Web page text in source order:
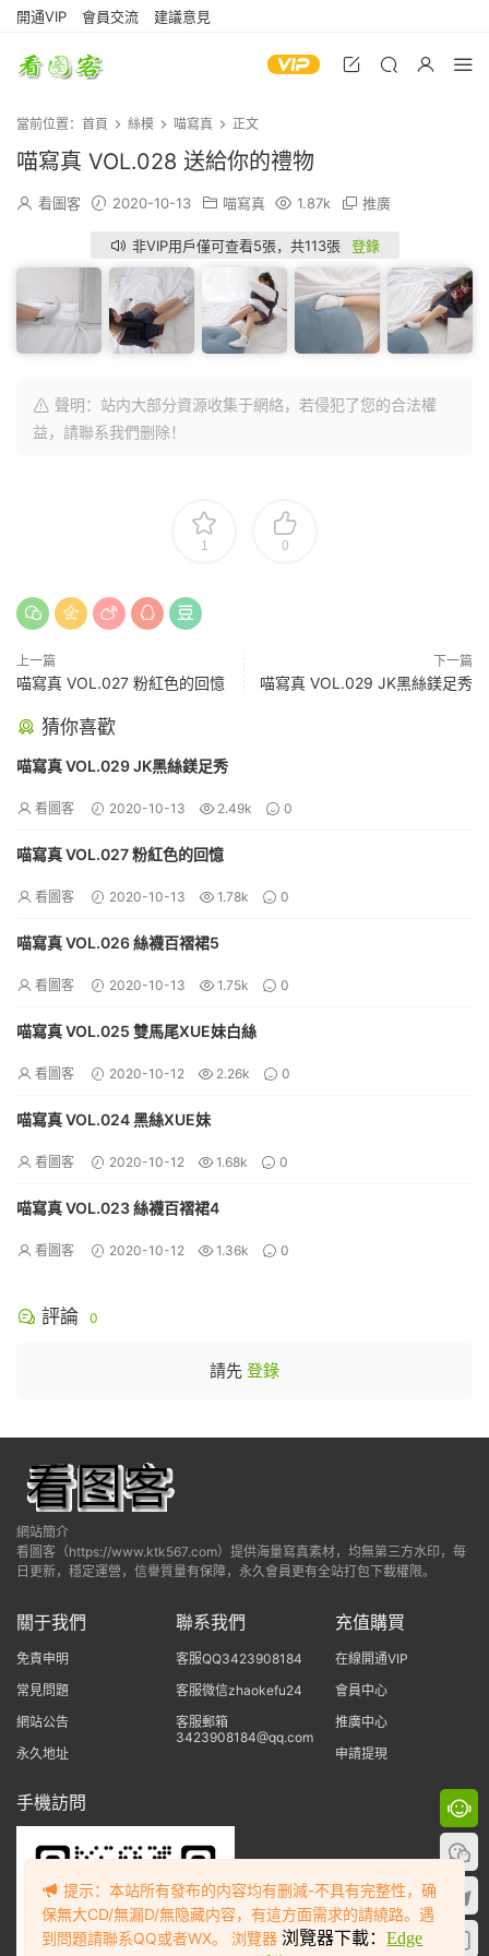
開通VIP 會員交流 建議意見
當前位置： 首頁 絲模 喵寫真 正文
喵寫真 VOL.028 送給你的禮物
看圖客 2020-10-13 喵寫真 1.87k 推廣
非VIP用戶僅可查看5張，共113張 登錄
聲明：站内大部分資源收集于網絡，若侵犯了您的合法權
益，請聯系我們删除！
1 0
上一篇
喵寫真 VOL.027 粉紅色的回憶
下一篇
喵寫真 VOL.029 JK黑絲鎂足秀
猜你喜歡
喵寫真 VOL.029 JK黑絲鎂足秀
看圖客 2020-10-13 2.49k 0
喵寫真 VOL.027 粉紅色的回憶
看圖客 2020-10-13 1.78k 0
喵寫真 VOL.026 絲襪百褶裙5
看圖客 2020-10-13 1.75k 0
喵寫真 VOL.025 雙馬尾XUE妹白絲
看圖客 2020-10-12 2.26k 0
喵寫真 VOL.024 黑絲XUE妹
看圖客 2020-10-12 1.68k 0
喵寫真 VOL.023 絲襪百褶裙4
看圖客 2020-10-12 1.36k 0
評論 0
請先 登錄
網站簡介
看圖客（https://www.ktk567.com）提供海量寫真素材，均無第三方水印，每
日更新，穩定運營，信譽質量有保障，永久會員更有全站打包下載權限。
關于我們
免責申明
常見問題
網站公告
永久地址
聯系我們
客服QQ3423908184
客服微信zhaokefu24
客服郵箱
3423908184@qq.com
充值購買
在線開通VIP
會員中心
推廣中心
申請提現
手機訪問
提示：本站所有發布的内容均有删減-不具有完整性，确
保無大CD/無漏D/無隐藏内容，有這方面需求的請繞路。遇
到問題請聯系QQ或者WX。 浏覽器 浏覽器下載：Edge